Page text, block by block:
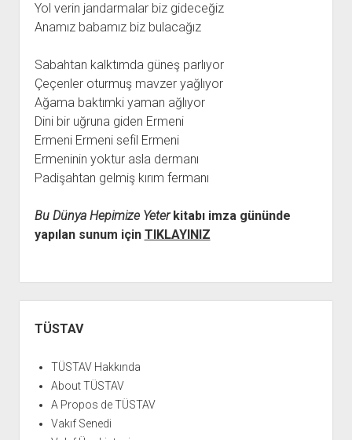
Yol verin jandarmalar biz gideceğiz
Anamız babamız biz bulacağız
Sabahtan kalktımda güneş parlıyor
Çeçenler oturmuş mavzer yağlıyor
Ağama baktımki yaman ağlıyor
Dini bir uğruna giden Ermeni
Ermeni Ermeni sefil Ermeni
Ermeninin yoktur asla dermanı
Padişahtan gelmiş kırım fermanı
Bu Dünya Hepimize Yeterkitabı imza gününde
yapılan sunum için TIKLAYINIZ
Menü
TÜSTAV
TÜSTAV Hakkında
About TÜSTAV
A Propos de TÜSTAV
Vakıf Senedi